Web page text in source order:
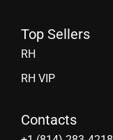
Top Sellers
RH
RH VIP
Contacts